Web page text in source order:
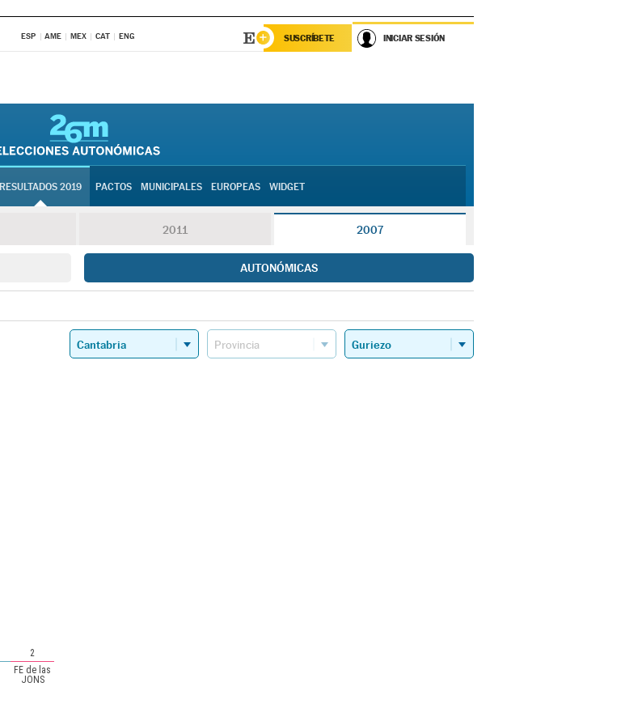
ESP AME MEX CAT ENG SUSCRÍBETE INICIAR SESIÓN
RESULTADOS 2019 PACTOS MUNICIPALES EUROPEAS WIDGET
2011 2007
AUTONÓMICAS
FE de las
JONS
2